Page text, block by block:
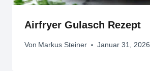
Airfryer Gulasch Rezept
Von Markus Steiner Januar 31, 2026